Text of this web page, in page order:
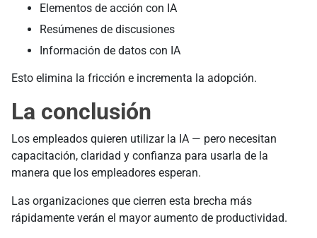
Elementos de acción con IA
Resúmenes de discusiones
Información de datos con IA
Esto elimina la fricción e incrementa la adopción.
La conclusión
Los empleados quieren utilizar la IA — pero necesitan
capacitación, claridad y confianza para usarla de la
manera que los empleadores esperan.
Las organizaciones que cierren esta brecha más
rápidamente verán el mayor aumento de productividad.